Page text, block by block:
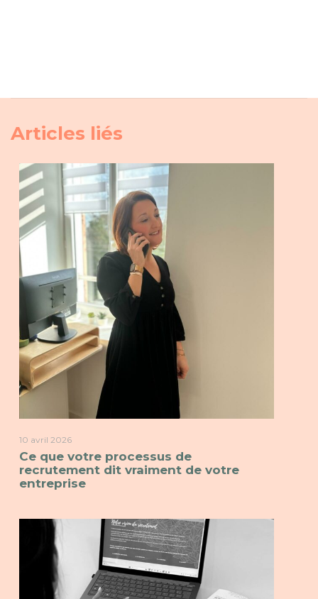
Articles liés
10 avril 2026
Ce que votre processus de
recrutement dit vraiment de votre
entreprise